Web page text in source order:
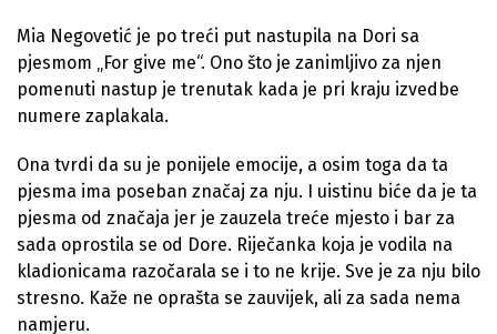
Mia Negovetić je po treći put nastupila na Dori sa
pjesmom „For give me“. Ono što je zanimljivo za njen
pomenuti nastup je trenutak kada je pri kraju izvedbe
numere zaplakala.
Ona tvrdi da su je ponijele emocije, a osim toga da ta
pjesma ima poseban značaj za nju. I uistinu biće da je ta
pjesma od značaja jer je zauzela treće mjesto i bar za
sada oprostila se od Dore. Riječanka koja je vodila na
kladionicama razočarala se i to ne krije. Sve je za nju bilo
stresno. Kaže ne oprašta se zauvijek, ali za sada nema
namjeru.